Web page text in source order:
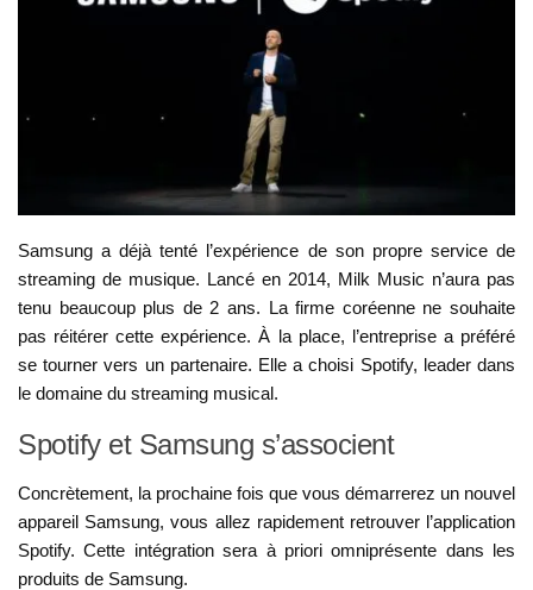
Samsung a déjà tenté l’expérience de son propre service de
streaming de musique. Lancé en 2014, Milk Music n’aura pas
tenu beaucoup plus de 2 ans. La firme coréenne ne souhaite
pas réitérer cette expérience. À la place, l’entreprise a préféré
se tourner vers un partenaire. Elle a choisi Spotify, leader dans
le domaine du streaming musical.
Spotify et Samsung s’associent
Concrètement, la prochaine fois que vous démarrerez un nouvel
appareil Samsung, vous allez rapidement retrouver l’application
Spotify. Cette intégration sera à priori omniprésente dans les
produits de Samsung.